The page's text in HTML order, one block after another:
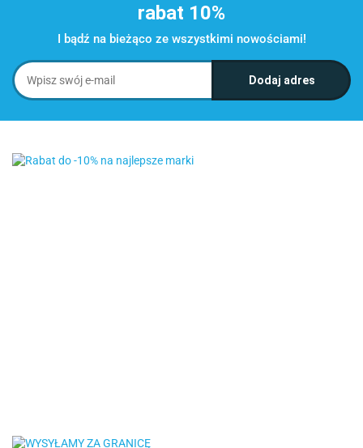
rabat 10%
I bądź na bieżąco ze wszystkimi nowościami!